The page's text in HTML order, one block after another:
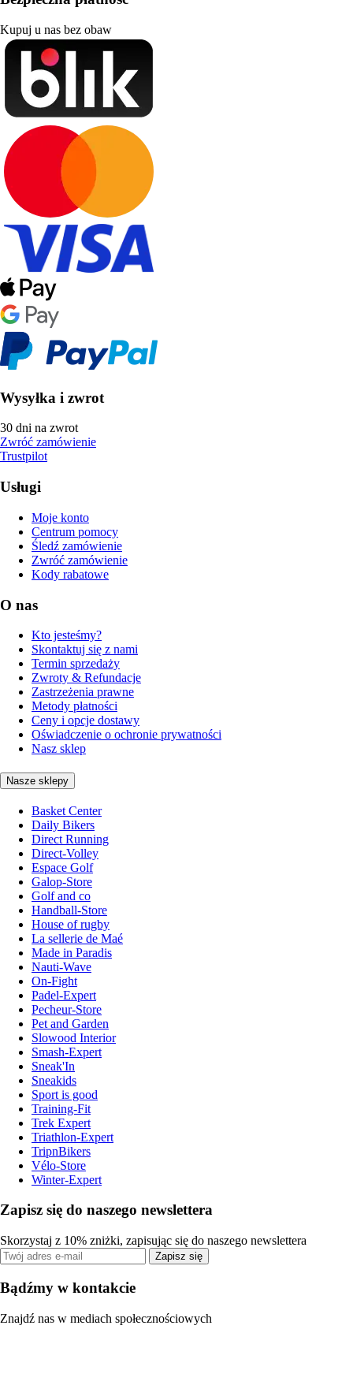
Kupuj u nas bez obaw
Wysyłka i zwrot
30 dni na zwrot
Zwróć zamówienie
Trustpilot
Usługi
Moje konto
Centrum pomocy
Śledź zamówienie
Zwróć zamówienie
Kody rabatowe
O nas
Kto jesteśmy?
Skontaktuj się z nami
Termin sprzedaży
Zwroty & Refundacje
Zastrzeżenia prawne
Metody płatności
Ceny i opcje dostawy
Oświadczenie o ochronie prywatności
Nasz sklep
Nasze sklepy
Basket Center
Daily Bikers
Direct Running
Direct-Volley
Espace Golf
Galop-Store
Golf and co
Handball-Store
House of rugby
La sellerie de Maé
Made in Paradis
Nauti-Wave
On-Fight
Padel-Expert
Pecheur-Store
Pet and Garden
Slowood Interior
Smash-Expert
Sneak'In
Sneakids
Sport is good
Training-Fit
Trek Expert
Triathlon-Expert
TripnBikers
Vélo-Store
Winter-Expert
Zapisz się do naszego newslettera
Skorzystaj z 10% zniżki, zapisując się do naszego newslettera
Zapisz się
Bądźmy w kontakcie
Znajdź nas w mediach społecznościowych